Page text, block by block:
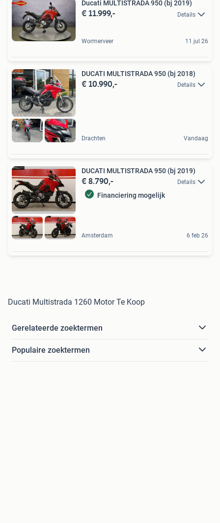
Ducati MULTISTRADA 950 (bj 2019)
€ 11.999,- Details
Wormerveer 11 jul 26
DUCATI MULTISTRADA 950 (bj 2018)
€ 10.990,- Details
Drachten Vandaag
DUCATI MULTISTRADA 950 (bj 2019)
€ 8.790,- Details
Financiering mogelijk
Amsterdam 6 feb 26
Ducati Multistrada 1260 Motor Te Koop
Gerelateerde zoektermen
Populaire zoektermen